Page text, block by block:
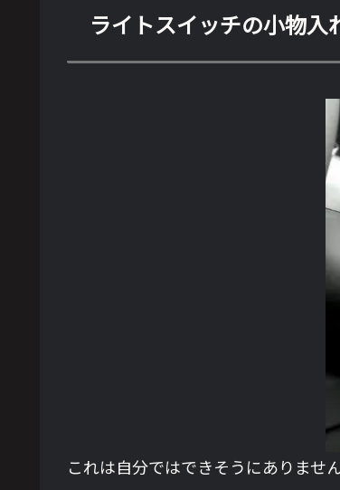
ライトスイッチの小物入
これは自分ではできそうにありませ